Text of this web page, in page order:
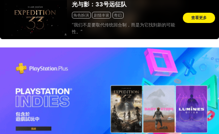
光与影：33号远征队
角色扮演 剧情丰富 奇幻
“我们不是要取代传统回合制，而是为它找到新的可能
性。”
查看更多